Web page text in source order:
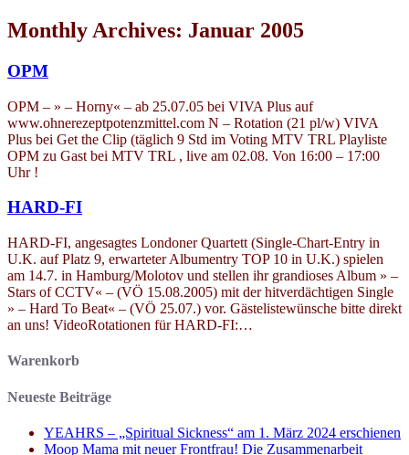
Monthly Archives: Januar 2005
OPM
OPM – » – Horny« – ab 25.07.05 bei VIVA Plus auf
www.ohnerezeptpotenzmittel.com N – Rotation (21 pl/w) VIVA
Plus bei Get the Clip (täglich 9 Std im Voting MTV TRL Playliste
OPM zu Gast bei MTV TRL , live am 02.08. Von 16:00 – 17:00
Uhr !
HARD-FI
HARD-FI, angesagtes Londoner Quartett (Single-Chart-Entry in
U.K. auf Platz 9, erwarteter Albumentry TOP 10 in U.K.) spielen
am 14.7. in Hamburg/Molotov und stellen ihr grandioses Album » –
Stars of CCTV« – (VÖ 15.08.2005) mit der hitverdächtigen Single
» – Hard To Beat« – (VÖ 25.07.) vor. Gästelistewünsche bitte direkt
an uns! VideoRotationen für HARD-FI:…
Warenkorb
Neueste Beiträge
YEAHRS – „Spiritual Sickness“ am 1. März 2024 erschienen
Moop Mama mit neuer Frontfrau! Die Zusammenarbeit